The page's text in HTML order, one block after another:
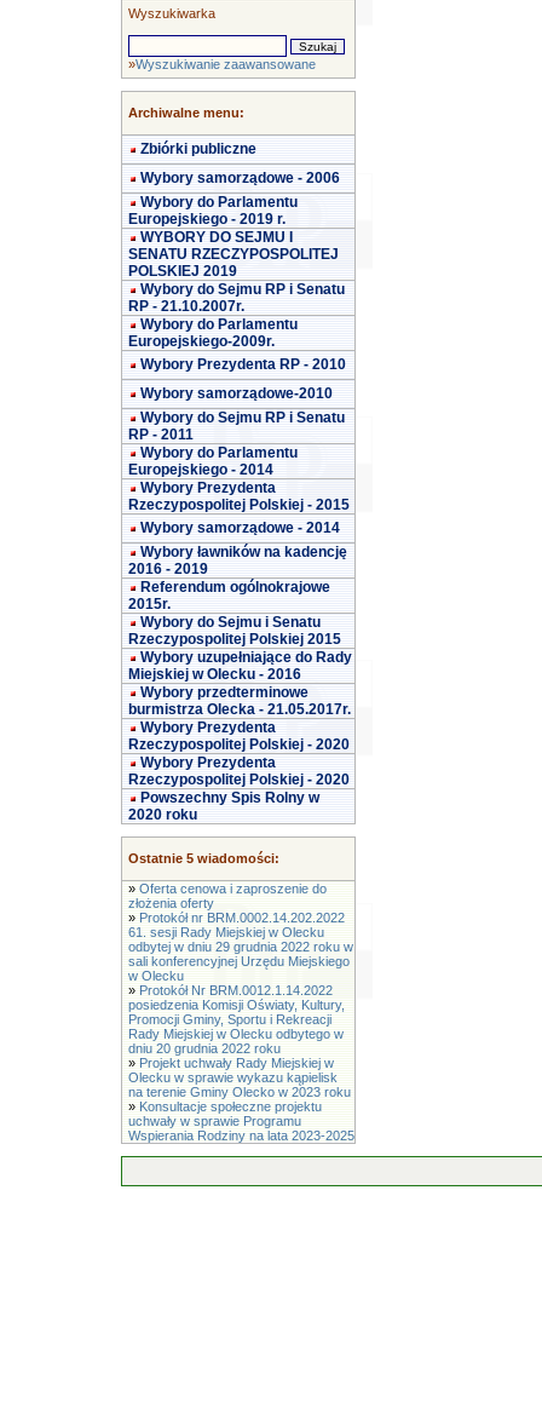
Wyszukiwarka
»Wyszukiwanie zaawansowane
Archiwalne menu:
Zbiórki publiczne
Wybory samorządowe - 2006
Wybory do Parlamentu
Europejskiego - 2019 r.
WYBORY DO SEJMU I
SENATU RZECZYPOSPOLITEJ
POLSKIEJ 2019
Wybory do Sejmu RP i Senatu
RP - 21.10.2007r.
Wybory do Parlamentu
Europejskiego-2009r.
Wybory Prezydenta RP - 2010
Wybory samorządowe-2010
Wybory do Sejmu RP i Senatu
RP - 2011
Wybory do Parlamentu
Europejskiego - 2014
Wybory Prezydenta
Rzeczypospolitej Polskiej - 2015
Wybory samorządowe - 2014
Wybory ławników na kadencję
2016 - 2019
Referendum ogólnokrajowe
2015r.
Wybory do Sejmu i Senatu
Rzeczypospolitej Polskiej 2015
Wybory uzupełniające do Rady
Miejskiej w Olecku - 2016
Wybory przedterminowe
burmistrza Olecka - 21.05.2017r.
Wybory Prezydenta
Rzeczypospolitej Polskiej - 2020
Wybory Prezydenta
Rzeczypospolitej Polskiej - 2020
Powszechny Spis Rolny w
2020 roku
Ostatnie 5 wiadomości:
» Oferta cenowa i zaproszenie do
złożenia oferty
» Protokół nr BRM.0002.14.202.2022
61. sesji Rady Miejskiej w Olecku
odbytej w dniu 29 grudnia 2022 roku w
sali konferencyjnej Urzędu Miejskiego
w Olecku
» Protokół Nr BRM.0012.1.14.2022
posiedzenia Komisji Oświaty, Kultury,
Promocji Gminy, Sportu i Rekreacji
Rady Miejskiej w Olecku odbytego w
dniu 20 grudnia 2022 roku
» Projekt uchwały Rady Miejskiej w
Olecku w sprawie wykazu kąpielisk
na terenie Gminy Olecko w 2023 roku
» Konsultacje społeczne projektu
uchwały w sprawie Programu
Wspierania Rodziny na lata 2023-2025